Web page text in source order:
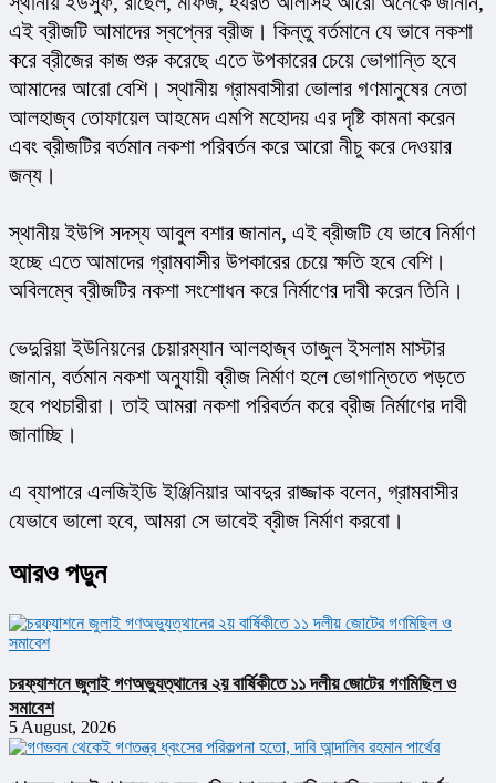
এই ব্রীজটি আমাদের স্বপ্নের ব্রীজ। কিন্তু বর্তমানে যে ভাবে নকশা
করে ব্রীজের কাজ শুরু করেছে এতে উপকারের চেয়ে ভোগান্তি হবে
আমাদের আরো বেশি। স্থানীয় গ্রামবাসীরা ভোলার গণমানুষের নেতা
আলহাজ্ব তোফায়েল আহমেদ এমপি মহোদয় এর দৃষ্টি কামনা করেন
এবং ব্রীজটির বর্তমান নকশা পরিবর্তন করে আরো নীচু করে দেওয়ার
জন্য।
স্থানীয় ইউপি সদস্য আবুল বশার জানান, এই ব্রীজটি যে ভাবে নির্মাণ
হচ্ছে এতে আমাদের গ্রামবাসীর উপকারের চেয়ে ক্ষতি হবে বেশি।
অবিলম্বে ব্রীজটির নকশা সংশোধন করে নির্মাণের দাবী করেন তিনি।
ভেদুরিয়া ইউনিয়নের চেয়ারম্যান আলহাজ্ব তাজুল ইসলাম মাস্টার
জানান, বর্তমান নকশা অনুযায়ী ব্রীজ নির্মাণ হলে ভোগান্তিতে পড়তে
হবে পথচারীরা। তাই আমরা নকশা পরিবর্তন করে ব্রীজ নির্মাণের দাবী
জানাচ্ছি।
এ ব্যাপারে এলজিইডি ইঞ্জিনিয়ার আবদুর রাজ্জাক বলেন, গ্রামবাসীর
যেভাবে ভালো হবে, আমরা সে ভাবেই ব্রীজ নির্মাণ করবো।
আরও পড়ুন
চরফ্যাশনে জুলাই গণঅভ্যুত্থানের ২য় বার্ষিকীতে ১১ দলীয় জোটের গণমিছিল ও
সমাবেশ
5 August, 2026